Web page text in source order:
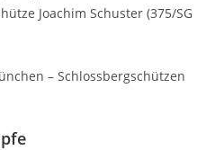
Joachim Schuster (375/SG
– Schlossbergschützen